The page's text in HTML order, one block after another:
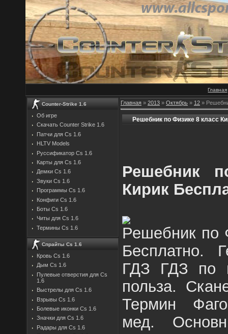
Главная
Counter-Strike 1.6
Об игре
Скачать Counter Strike 1.6
Патчи для Cs 1.6
HLTV Models
Руссификатор Cs 1.6
Карты для Cs 1.6
Демки Cs 1.6
Звуки Cs 1.6
Программы Cs 1.6
Конфиги Cs 1.6
Боты Cs 1.6
Читы для Cs 1.6
Термины Cs 1.6
Спрайты Cs 1.6
Кровь Cs 1.6
Дым Cs 1.6
Пулевые отверстия для Cs
1.6
Выстрелы для Cs 1.6
Взрывы Cs 1.6
Болевые иконки Cs 1.6
Значки для Cs 1.6
Радары для Cs 1.6
Главная » 2013 » Октябрь » 12 »
Решебник по Физике 8 класс
Решебник
Кирик
Решебник по
Бесплатно.
ГДЗ ГДЗ по
польза.
Термин
мед.